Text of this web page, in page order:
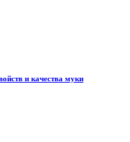
и качества муки